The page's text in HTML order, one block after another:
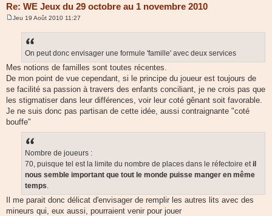
Re: WE Jeux du 29 octobre au 1 novembre 2010
e
Jeu 19 Août 2010 11:27
On peut donc envisager une formule 'famille' avec deux services
Mes notions de familles sont toutes récentes.
De mon point de vue cependant, si le principe du joueur est toujours de
se facilité sa passion à travers des enfants conciliant, je ne crois pas que
les stigmatiser dans leur différences, voir leur coté gênant soit favorable.
Je ne suis donc pas partisan de cette idée, aussi contraignante "coté
bouffe"
Nombre de joueurs :
70, puisque tel est la limite du nombre de places dans le réfectoire et il
nous semble important que tout le monde puisse manger en même
temps
Il me parait donc délicat d'envisager de remplir les autres lits avec des
mineurs qui, eux aussi, pourraient venir pour jouer